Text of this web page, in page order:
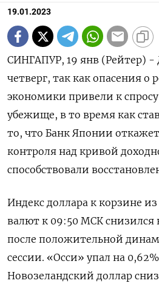
19.01.2023
СИНГАПУР, 19 янв (Рейтер) -
четверг, так как опасения о
экономики привели к
убежище, в то время как
то, что Банк Японии
контроля над кривой
способствовали
Индекс доллара к корзине
валют к 09:50 МСК снизился
после положительной
сессии. «Осси» упал на
Новозеландский доллар